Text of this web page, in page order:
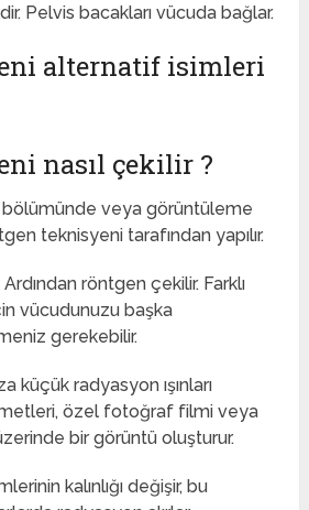
Pelvis bacakları vücuda bağlar.
alternatif isimleri
nasıl çekilir ?
veya görüntüleme
teknisyeni tarafından yapılır.
Ardından röntgen çekilir. Farklı
vücudunuzu başka
gerekebilir.
küçük radyasyon ışınları
özel fotoğraf filmi veya
bir görüntü oluşturur.
kalınlığı değişir, bu